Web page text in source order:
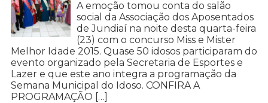
A emoção tomou conta do salão
social da Associação dos Aposentados
de Jundiaí na noite desta quarta-feira
(23) com o concurso Miss e Mister
Melhor Idade 2015. Quase 50 idosos participaram do
evento organizado pela Secretaria de Esportes e
Lazer e que este ano integra a programação da
Semana Municipal do Idoso. CONFIRA A
PROGRAMAÇÃO […]